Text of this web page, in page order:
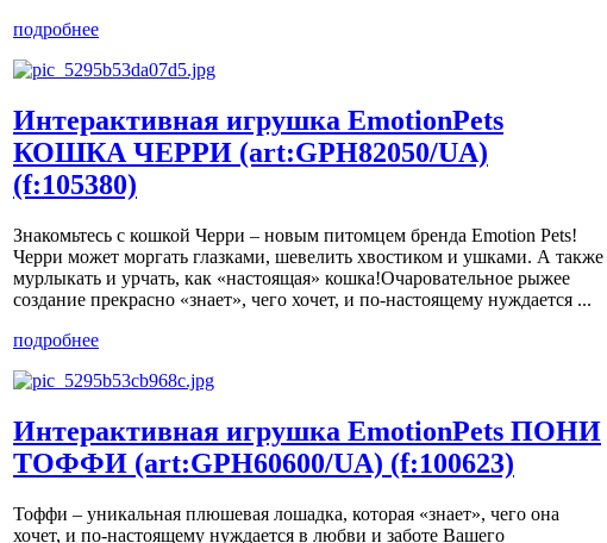
подробнее
Интерактивная игрушка EmotionPets
КОШКА ЧЕРРИ (art:GPH82050/UA)
(f:105380)
Знакомьтесь с кошкой Черри – новым питомцем бренда Emotion Pets!
Черри может моргать глазками, шевелить хвостиком и ушками. А также
мурлыкать и урчать, как «настоящая» кошка!Очаровательное рыжее
создание прекрасно «знает», чего хочет, и по-настоящему нуждается ...
подробнее
Интерактивная игрушка EmotionPets ПОНИ
ТОФФИ (art:GPH60600/UA) (f:100623)
Тоффи – уникальная плюшевая лошадка, которая «знает», чего она
хочет, и по-настоящему нуждается в любви и заботе Вашего